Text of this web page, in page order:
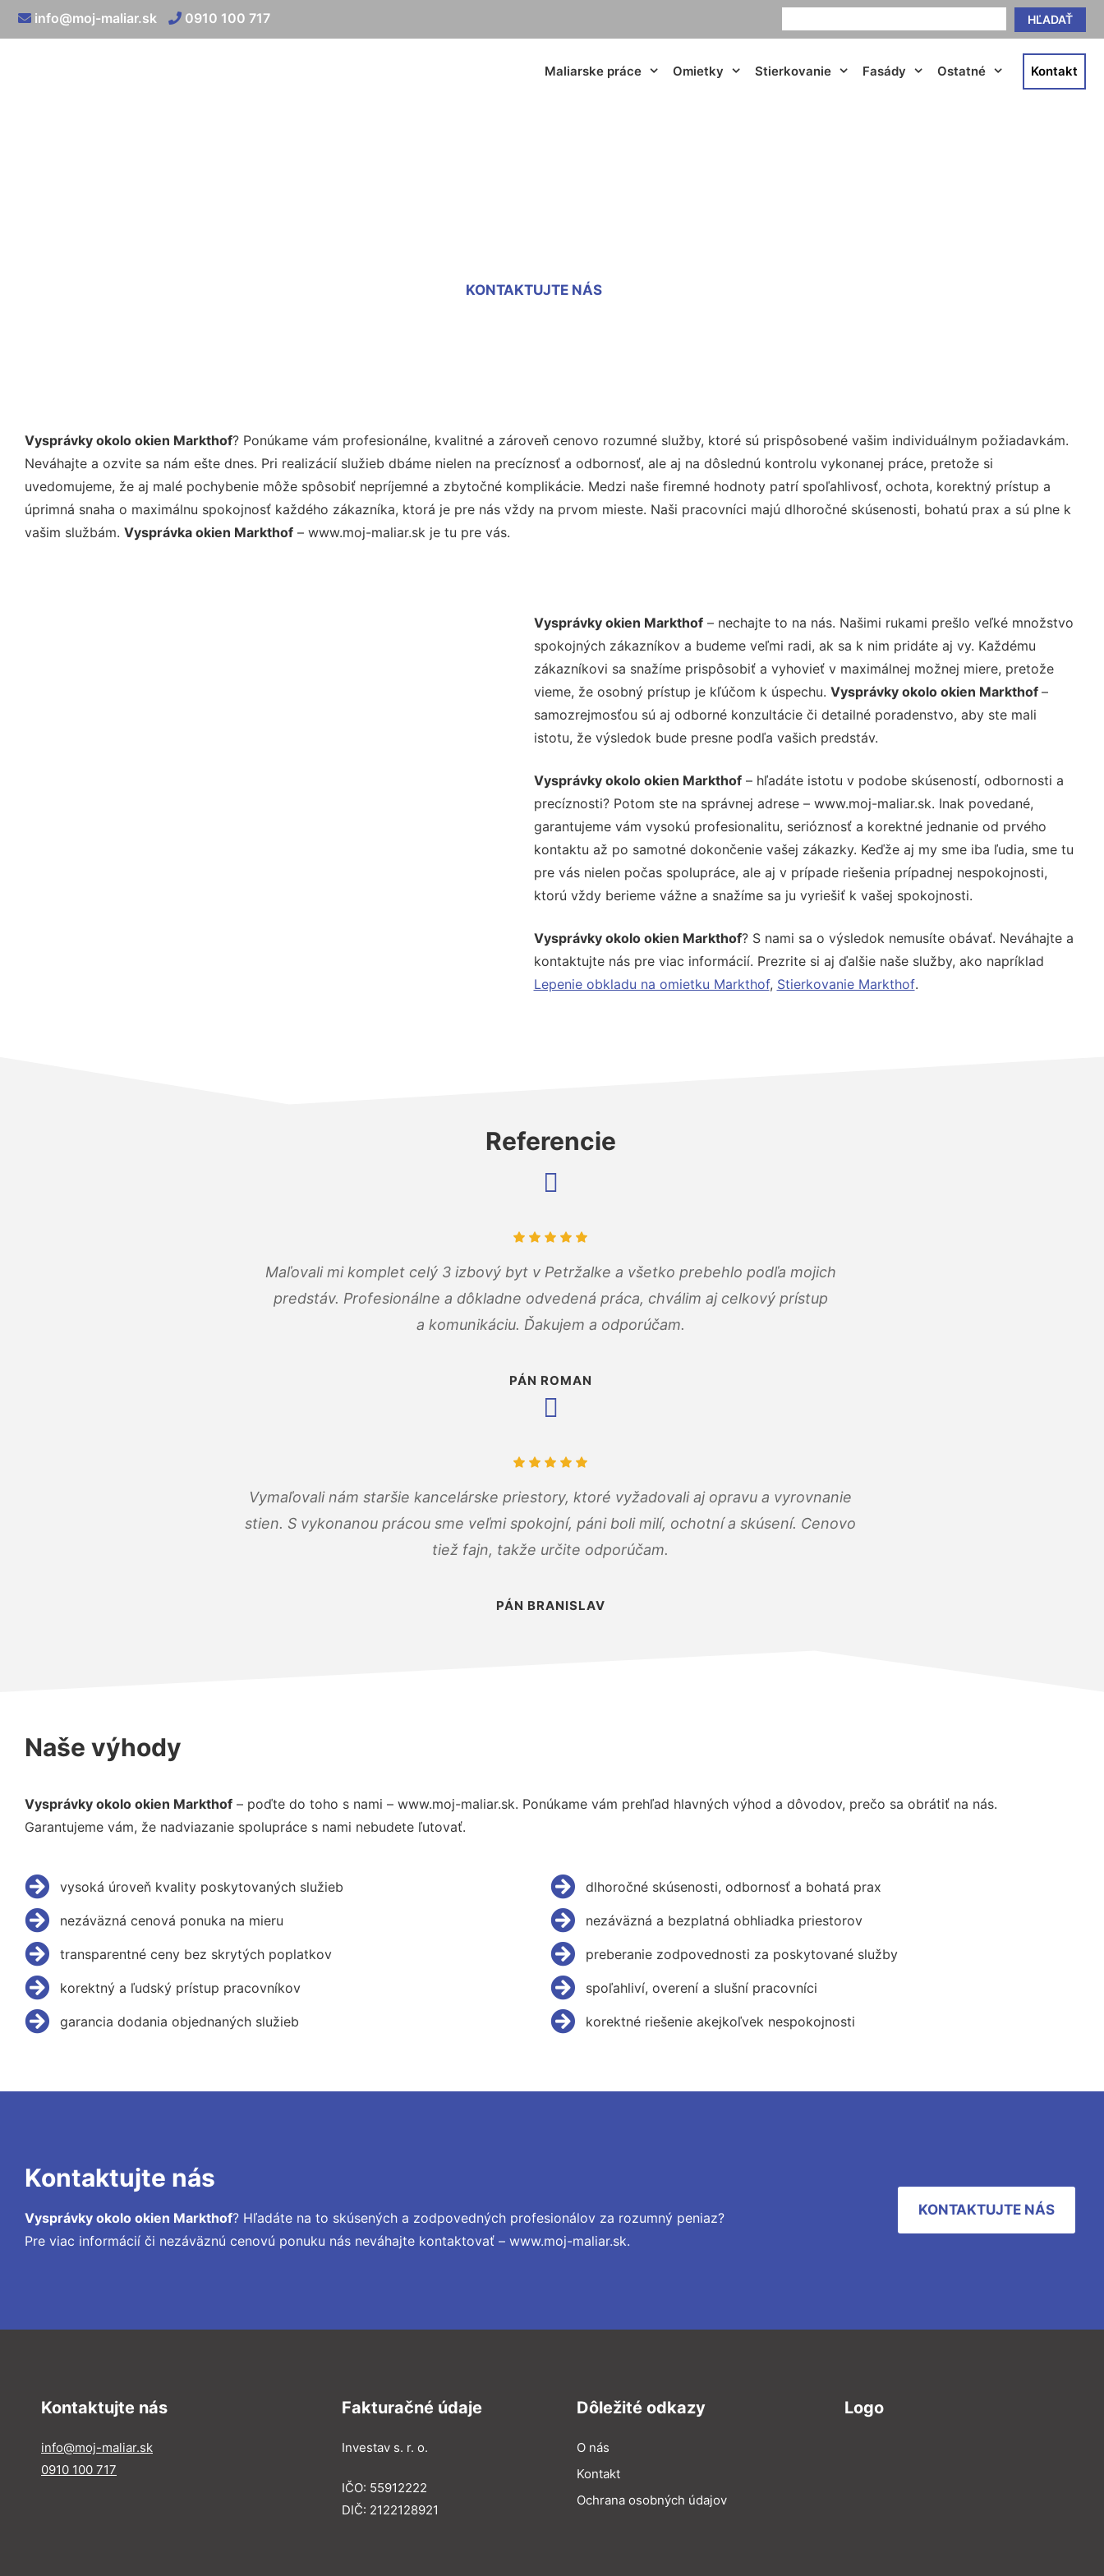
HĽADAŤ
info@moj-maliar.sk 0910 100 717
Maliarske práce Omietky Stierkovanie Fasády Ostatné Kontakt
KONTAKTUJTE NÁS
Vysprávky okolo okien Markthof? Ponúkame vám profesionálne, kvalitné a zároveň cenovo rozumné služby, ktoré sú prispôsobené vašim individuálnym požiadavkám.
Neváhajte a ozvite sa nám ešte dnes. Pri realizácií služieb dbáme nielen na precíznosť a odbornosť, ale aj na dôslednú kontrolu vykonanej práce, pretože si
uvedomujeme, že aj malé pochybenie môže spôsobiť nepríjemné a zbytočné komplikácie. Medzi naše firemné hodnoty patrí spoľahlivosť, ochota, korektný prístup a
úprimná snaha o maximálnu spokojnosť každého zákazníka, ktorá je pre nás vždy na prvom mieste. Naši pracovníci majú dlhoročné skúsenosti, bohatú prax a sú plne k
vašim službám. Vysprávka okien Markthof – www.moj-maliar.sk je tu pre vás.
Vysprávky okien Markthof– nechajte to na nás. Našimi rukami prešlo veľké množstvo
spokojných zákazníkov a budeme veľmi radi, ak sa k nim pridáte aj vy. Každému
zákazníkovi sa snažíme prispôsobiť a vyhovieť v maximálnej možnej miere, pretože
vieme, že osobný prístup je kľúčom k úspechu. Vysprávky okolo okien Markthof –
samozrejmosťou sú aj odborné konzultácie či detailné poradenstvo, aby ste mali
istotu, že výsledok bude presne podľa vašich predstáv.
Vysprávky okolo okien Markthof– hľadáte istotu v podobe skúseností, odbornosti a
precíznosti? Potom ste na správnej adrese – www.moj-maliar.sk. Inak povedané,
garantujeme vám vysokú profesionalitu, serióznosť a korektné jednanie od prvého
kontaktu až po samotné dokončenie vašej zákazky. Keďže aj my sme iba ľudia, sme tu
pre vás nielen počas spolupráce, ale aj v prípade riešenia prípadnej nespokojnosti,
ktorú vždy berieme vážne a snažíme sa ju vyriešiť k vašej spokojnosti.
Vysprávky okolo okien Markthof? S nami sa o výsledok nemusíte obávať. Neváhajte a
kontaktujte nás pre viac informácií. Prezrite si aj ďalšie naše služby, ako napríklad
Lepenie obkladu na omietku Markthof, Stierkovanie Markthof.
Referencie
Maľovali mi komplet celý 3 izbový byt v Petržalke a všetko prebehlo podľa mojich
predstáv. Profesionálne a dôkladne odvedená práca, chválim aj celkový prístup
a komunikáciu. Ďakujem a odporúčam.
PÁN ROMAN
Vymaľovali nám staršie kancelárske priestory, ktoré vyžadovali aj opravu a vyrovnanie
stien. S vykonanou prácou sme veľmi spokojní, páni boli milí, ochotní a skúsení. Cenovo
tiež fajn, takže určite odporúčam.
PÁN BRANISLAV
Naše výhody
Vysprávky okolo okien Markthof – poďte do toho s nami – www.moj-maliar.sk. Ponúkame vám prehľad hlavných výhod a dôvodov, prečo sa obrátiť na nás.
Garantujeme vám, že nadviazanie spolupráce s nami nebudete ľutovať.
vysoká úroveň kvality poskytovaných služieb
nezáväzná cenová ponuka na mieru
transparentné ceny bez skrytých poplatkov
korektný a ľudský prístup pracovníkov
garancia dodania objednaných služieb
dlhoročné skúsenosti, odbornosť a bohatá prax
nezáväzná a bezplatná obhliadka priestorov
preberanie zodpovednosti za poskytované služby
spoľahliví, overení a slušní pracovníci
korektné riešenie akejkoľvek nespokojnosti
Kontaktujte nás
Vysprávky okolo okien Markthof? Hľadáte na to skúsených a zodpovedných profesionálov za rozumný peniaz?
Pre viac informácií či nezáväznú cenovú ponuku nás neváhajte kontaktovať – www.moj-maliar.sk.
KONTAKTUJTE NÁS
Kontaktujte nás
info@moj-maliar.sk
0910 100 717
Fakturačné údaje
Investav s. r. o.
IČO: 55912222
DIČ: 2122128921
Dôležité odkazy
O nás
Kontakt
Ochrana osobných údajov
Logo